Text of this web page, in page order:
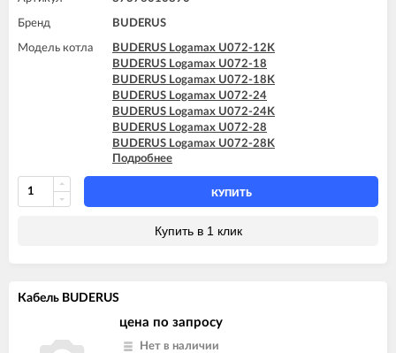
Бренд BUDERUS
Модель котла
BUDERUS Logamax U072-12K
BUDERUS Logamax U072-18
BUDERUS Logamax U072-18K
BUDERUS Logamax U072-24
BUDERUS Logamax U072-24K
BUDERUS Logamax U072-28
BUDERUS Logamax U072-28K
BUDERUS Logamax U072-35
BUDERUS Logamax U072-35K
Подробнее
КУПИТЬ
Купить в 1 клик
Кабель BUDERUS
цена по запросу
Нет в наличии